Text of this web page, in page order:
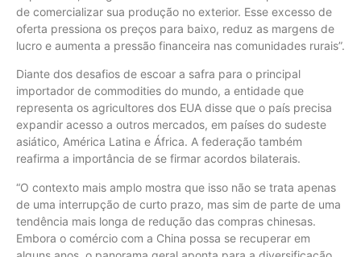
de comercializar sua produção no exterior. Esse excesso de
oferta pressiona os preços para baixo, reduz as margens de
lucro e aumenta a pressão financeira nas comunidades rurais”.
Diante dos desafios de escoar a safra para o principal
importador de commodities do mundo, a entidade que
representa os agricultores dos EUA disse que o país precisa
expandir acesso a outros mercados, em países do sudeste
asiático, América Latina e África. A federação também
reafirma a importância de se firmar acordos bilaterais.
“O contexto mais amplo mostra que isso não se trata apenas
de uma interrupção de curto prazo, mas sim de parte de uma
tendência mais longa de redução das compras chinesas.
Embora o comércio com a China possa se recuperar em